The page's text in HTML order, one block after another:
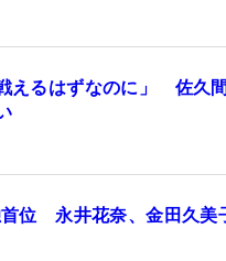
えるはずなのに」 佐久
首位 永井花奈、金田久美